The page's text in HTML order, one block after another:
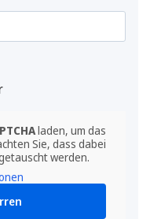
laden, um das
Sie, dass dabei
werden.